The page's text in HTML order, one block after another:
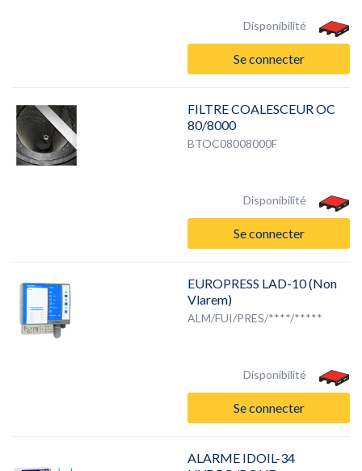
Disponibilité
Se connecter
FILTRE COALESCEUR OC
80/8000
BTOC08008000F
Disponibilité
Se connecter
EUROPRESS LAD-10 (Non
Vlarem)
ALM/FUI/PRES/****/*****
Disponibilité
Se connecter
ALARME IDOIL-34